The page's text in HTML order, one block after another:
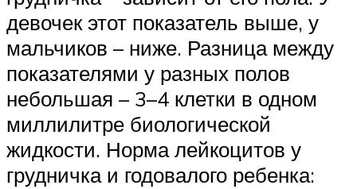
девочек этот показатель выше, у
мальчиков – ниже. Разница между
показателями у разных полов
небольшая – 3–4 клетки в одном
миллилитре биологической
жидкости. Норма лейкоцитов у
грудничка и годовалого ребенка: